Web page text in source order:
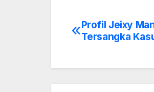
Post
Profil Jeixy
Tersangka